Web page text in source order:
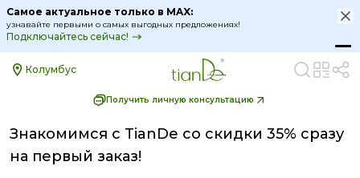
Самое актуальное только в MAX:
узнавайте первыми о самых выгодных предложениях!
Подключайтесь сейчас!
Колумбус
Получить личную консультацию
Знакомимся с TianDe со скидки 35% сразу
на первый заказ!